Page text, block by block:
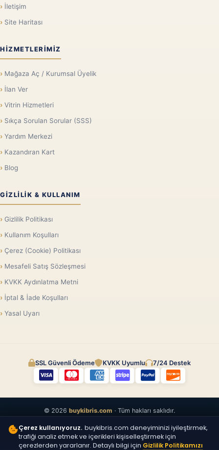
İletişim
Site Haritası
HIZMETLERIMIZ
Mağaza Aç / Kurumsal Üyelik
İlan Ver
Vitrin Hizmetleri
Sıkça Sorulan Sorular (SSS)
Yardım Merkezi
Kazandıran Kart
Blog
GIZLILIK & KULLANIM
Gizlilik Politikası
Kullanım Koşulları
Çerez (Cookie) Politikası
Mesafeli Satış Sözleşmesi
KVKK Aydınlatma Metni
İptal & İade Koşulları
Yasal Uyarı
SSL Güvenli Ödeme KVKK Uyumlu 7/24 Destek
© 2026 buykibris.com · Tüm hakları saklıdır.
Çerez kullanıyoruz. buykibris.com deneyiminizi iyileştirmek,
trafiği analiz etmek ve içerikleri kişiselleştirmek için
çerezlerden yararlanır. Detaylı bilgi için Gizlilik Politikamızı